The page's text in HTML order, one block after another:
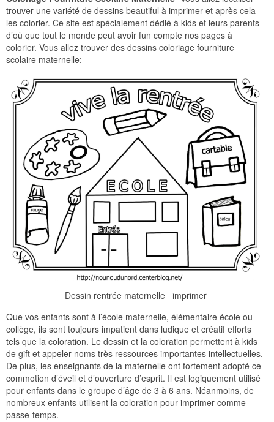
trouver une variété de dessins beautiful à imprimer et après cela
les colorier. Ce site est spécialement dédié à kids et leurs parents
d’où que tout le monde peut avoir fun compte nos pages à
colorier. Vous allez trouver des dessins coloriage fourniture
scolaire maternelle:
Dessin rentrée maternelle imprimer
Que vos enfants sont à l’école maternelle, élémentaire école ou
collège, ils sont toujours impatient dans ludique et créatif efforts
tels que la coloration. Le dessin et la coloration permettent à kids
de gift et appeler noms très ressources importantes intellectuelles.
De plus, les enseignants de la maternelle ont fortement adopté ce
commotion d’éveil et d’ouverture d’esprit. Il est logiquement utilisé
pour enfants dans le groupe d’âge de 3 à 6 ans. Néanmoins, de
nombreux enfants utilisent la coloration pour imprimer comme
passe-temps.